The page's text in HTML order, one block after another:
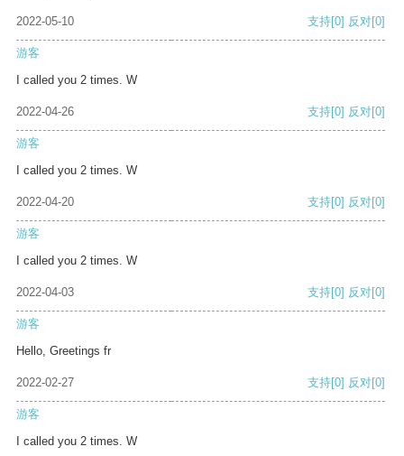
2022-05-10 支持[0] 反对[0]
游客
I called you 2 times. W
2022-04-26 支持[0] 反对[0]
游客
I called you 2 times. W
2022-04-20 支持[0] 反对[0]
游客
I called you 2 times. W
2022-04-03 支持[0] 反对[0]
游客
Hello, Greetings fr
2022-02-27 支持[0] 反对[0]
游客
I called you 2 times. W